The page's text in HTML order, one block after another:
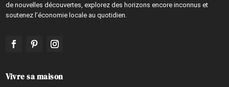
de nouvelles découvertes, explorez des horizons encore inconnus et
soutenez l’économie locale au quotidien.
Vivre sa maison